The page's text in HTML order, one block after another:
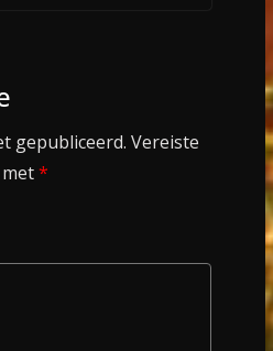
gepubliceerd. Vereiste
*